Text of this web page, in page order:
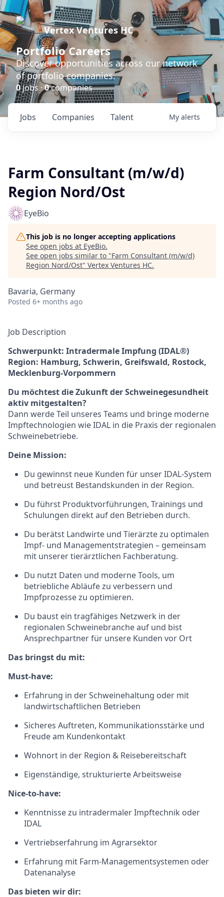
Vertex Ventures HC
Portfolio Careers
Discover opportunities across our network
of portfolio companies.
0jobs ·0companies
Jobs Companies Talent My alerts
Farm Consultant (m/w/d)
Region Nord/Ost
EyeBio
This job is no longer accepting applications
See open jobs at EyeBio.
See open jobs similar to "Farm Consultant (m/w/d)
Region Nord/Ost" Vertex Ventures HC.
Bavaria, Germany
Posted 6+ months ago
Job Description
Schwerpunkt: Intradermale Impfung (IDAL®)
Region: Hamburg, Schwerin, Greifswald, Rostock,
Mecklenburg‑Vorpommern
Du möchtest die Zukunft der Schweinegesundheit
aktiv mitgestalten?
Dann werde Teil unseres Teams und bringe moderne
Impftechnologien wie IDAL in die Praxis der regionalen
Schweinebetriebe.
Deine Mission:
Du gewinnst neue Kunden für unser IDAL‑System
und betreust Bestandskunden in der Region.
Du führst Produktvorführungen, Trainings und
Schulungen direkt auf den Betrieben durch.
Du berätst Landwirte und Tierärzte zu optimalen
Impf‑ und Managementstrategien – gemeinsam
mit unserer tierärztlichen Fachberatung.
Du nutzt Daten und moderne Tools, um
betriebliche Abläufe zu verbessern und
Impfprozesse zu optimieren.
Du baust ein tragfähiges Netzwerk in der
regionalen Schweinebranche auf und bist
Ansprechpartner für unsere Kunden vor Ort
Das bringst du mit:
Must-have:
Erfahrung in der Schweinehaltung oder mit
landwirtschaftlichen Betrieben
Sicheres Auftreten, Kommunikationsstärke und
Freude am Kundenkontakt
Wohnort in der Region & Reisebereitschaft
Eigenständige, strukturierte Arbeitsweise
Nice-to-have:
Kenntnisse zu intradermaler Impftechnik oder
IDAL
Vertriebserfahrung im Agrarsektor
Erfahrung mit Farm-Managementsystemen oder
Datenanalyse
Das bieten wir dir: